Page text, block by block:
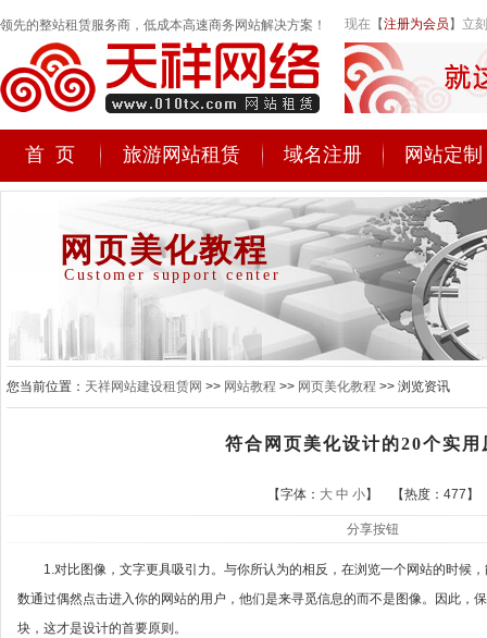
领先的整站租赁服务商，低成本高速商务网站解决方案！ 现在 【注册为会员 】 立
首 页 旅游网站租赁 域名注册 网站定制
网页美化教程
Customer support center
您当前位置： 天祥网站建设租赁网 >> 网站教程 >> 网页美化教程 >> 浏览资讯
符合网页美化设计的20个实用
【字体： 大 中 小】 【热度： 477】
分享按钮
1.对比图像，文字更具吸引力。与你所认为的相反，在浏览一个网站的时候
数通过偶然点击进入你的网站的用户，他们是来寻觅信息的而不是图像。因此，
块，这才是设计的首要原则。